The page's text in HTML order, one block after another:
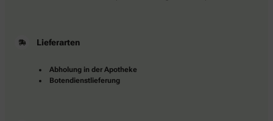
Lieferarten
Abholung in der Apotheke
Botendienstlieferung